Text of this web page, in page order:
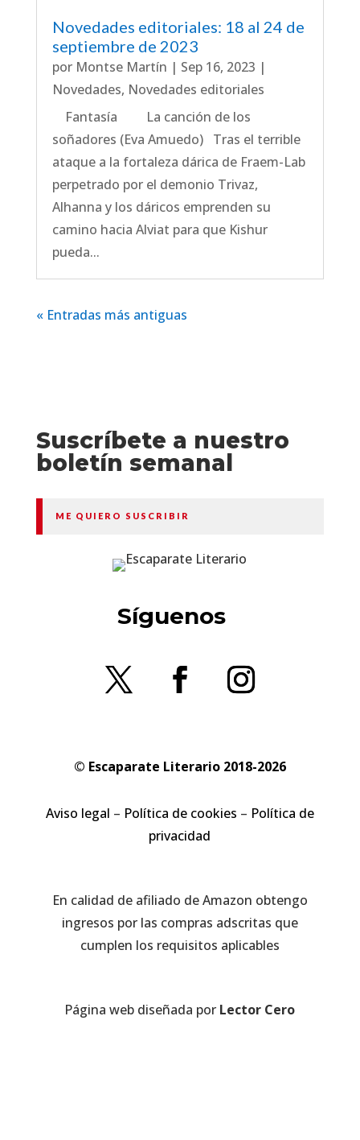
Novedades editoriales: 18 al 24 de
septiembre de 2023
por Montse Martín | Sep 16, 2023 |
Novedades, Novedades editoriales
Fantasía La canción de los
soñadores (Eva Amuedo) Tras el terrible
ataque a la fortaleza dárica de Fraem-Lab
perpetrado por el demonio Trivaz,
Alhanna y los dáricos emprenden su
camino hacia Alviat para que Kishur
pueda...
« Entradas más antiguas
Suscríbete a nuestro
boletín semanal
ME QUIERO SUSCRIBIR
Síguenos
© Escaparate Literario 2018-2026
Aviso legal – Política de cookies – Política de
privacidad
En calidad de afiliado de Amazon obtengo
ingresos por las compras adscritas que
cumplen los requisitos aplicables
Página web diseñada por Lector Cero